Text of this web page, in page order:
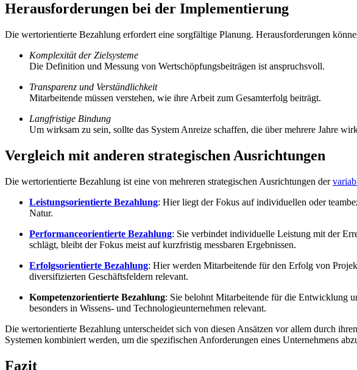
Herausforderungen bei der Implementierung
Die wertorientierte Bezahlung erfordert eine sorgfältige Planung. Herausforderungen
Komplexität der Zielsysteme
Die Definition und Messung von Wertschöpfungsbeiträgen ist anspruchsvoll.
Transparenz und Verständlichkeit
Mitarbeitende müssen verstehen, wie ihre Arbeit zum Gesamterfolg beiträgt.
Langfristige Bindung
Um wirksam zu sein, sollte das System Anreize schaffen, die über mehrere Jahre
Vergleich mit anderen strategischen Ausrichtungen
Die wertorientierte Bezahlung ist eine von mehreren strategischen Ausrichtungen der
Leistungsorientierte Bezahlung: Hier liegt der Fokus auf individuellen oder
Natur.
Performanceorientierte Bezahlung: Sie verbindet individuelle Leistung mit der
schlägt, bleibt der Fokus meist auf kurzfristig messbaren Ergebnissen.
Erfolgsorientierte Bezahlung: Hier werden Mitarbeitende für den Erfolg von
diversifizierten Geschäftsfeldern relevant.
Kompetenzorientierte Bezahlung: Sie belohnt Mitarbeitende für die Entwicklung
besonders in Wissens- und Technologieunternehmen relevant.
Die wertorientierte Bezahlung unterscheidet sich von diesen Ansätzen vor allem durch
Systemen kombiniert werden, um die spezifischen Anforderungen eines Unternehmens
Fazit